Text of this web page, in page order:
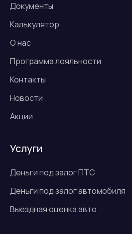
Документы
Калькулятор
О нас
Программа лояльности
Контакты
Новости
Акции
Услуги
Деньги под залог ПТС
Деньги под залог автомобиля
Выездная оценка авто